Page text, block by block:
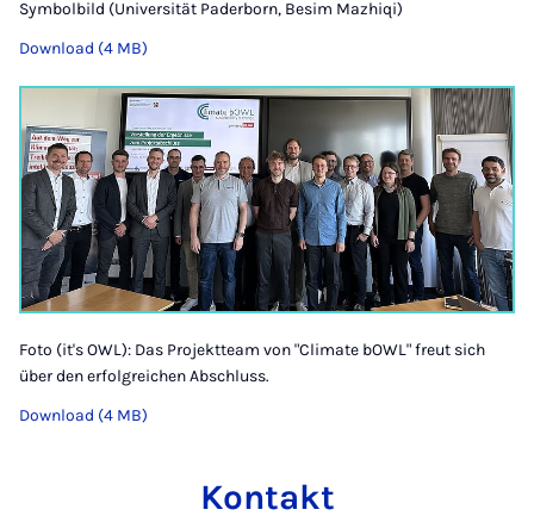
Symbolbild (Universität Paderborn, Besim Mazhiqi)
Download (4 MB)
Foto (it's OWL): Das Projektteam von "Climate bOWL" freut sich
über den erfolgreichen Abschluss.
Download (4 MB)
Kontakt